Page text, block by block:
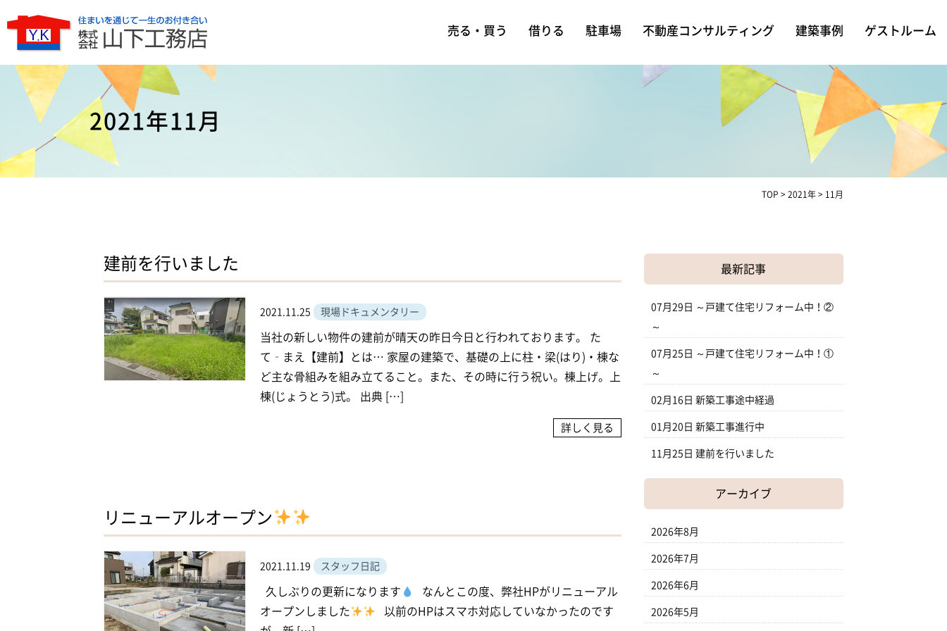
売る・買う 借りる 駐車場 不動産コンサルティング 建築事例 ゲストルーム
2021年11月
TOP > 2021年 > 11月
建前を行いました
2021.11.25 現場ドキュメンタリー
当社の新しい物件の建前が晴天の昨日今日と行われております。 た
て‐まえ【建前】とは… 家屋の建築で、基礎の上に柱・梁(はり)・棟な
ど主な骨組みを組み立てること。また、その時に行う祝い。棟上げ。上
棟(じょうとう)式。 出典 […]
詳しく見る
リニューアルオープン
2021.11.19 スタッフ日記
久しぶりの更新になります
なんとこの度、弊社HPがリニューアル
オープンしました
以前のHPはスマホ対応していなかったのです
最新記事
07月29日
～戸建て住宅リフォーム中！②
～
07月25日
～戸建て住宅リフォーム中！①
～
02月16日 新築工事途中経過
01月20日 新築工事進行中
11月25日 建前を行いました
アーカイブ
2026年8月
2026年7月
2026年6月
2026年5月